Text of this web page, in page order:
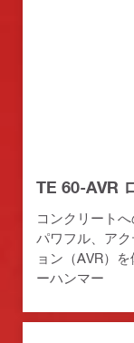
TE 60-AVR
コンクリート
パワフル、ア
ョン（AVR）
ーハンマー